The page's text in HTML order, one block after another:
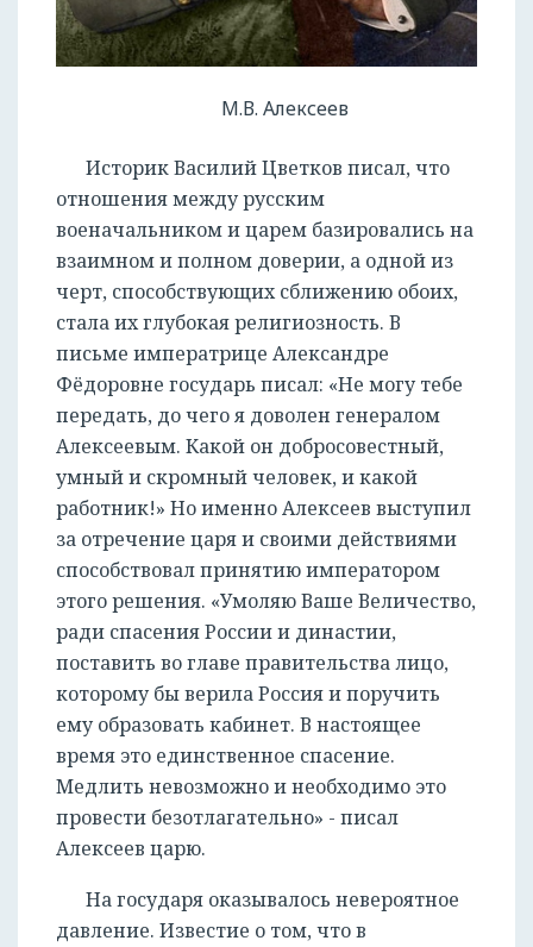
М.В. Алексеев
Историк Василий Цветков писал, что
отношения между русским
военачальником и царем базировались на
взаимном и полном доверии, а одной из
черт, способствующих сближению обоих,
стала их глубокая религиозность. В
письме императрице Александре
Фёдоровне государь писал: «Не могу тебе
передать, до чего я доволен генералом
Алексеевым. Какой он добросовестный,
умный и скромный человек, и какой
работник!» Но именно Алексеев выступил
за отречение царя и своими действиями
способствовал принятию императором
этого решения. «Умоляю Ваше Величество,
ради спасения России и династии,
поставить во главе правительства лицо,
которому бы верила Россия и поручить
ему образовать кабинет. В настоящее
время это единственное спасение.
Медлить невозможно и необходимо это
провести безотлагательно» - писал
Алексеев царю.
На государя оказывалось невероятное
давление. Известие о том, что в